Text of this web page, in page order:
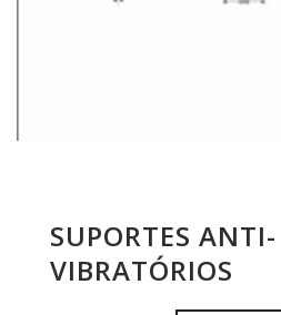
SUPORTES ANTI-
VIBRATÓRIOS